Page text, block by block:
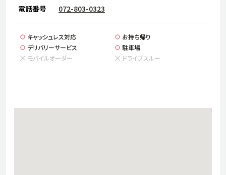
日本語 English 简体中文
電話番号 072-803-0323
キャッシュレス対応
お持ち帰り
デリバリーサービス
駐車場
モバイルオーダー
ドライブスルー